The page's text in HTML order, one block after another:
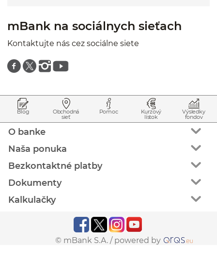
mBank na sociálnych sieťach
Kontaktujte nás cez sociálne siete
Znajdź nas na facebooku
Znajdź nas na twitterze
Znajdź nas na instagramie
Znajdź nas na youtube
Blog Obchodná
sieť
Pomoc Kurzový
lístok
Výsledky
fondov
O banke
Naša ponuka
Bezkontaktné platby
Dokumenty
Kalkulačky
© mBank S.A. / powered by